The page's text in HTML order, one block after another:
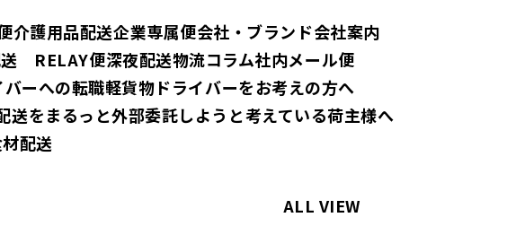
介護用品配送企業専属便会社・ブランド会社案内
RELAY便深夜配送物流コラム社内メール便
ーへの転職軽貨物ドライバーをお考えの方へ
送をまるっと外部委託しようと考えている荷主様へ
配送
ALL VIEW